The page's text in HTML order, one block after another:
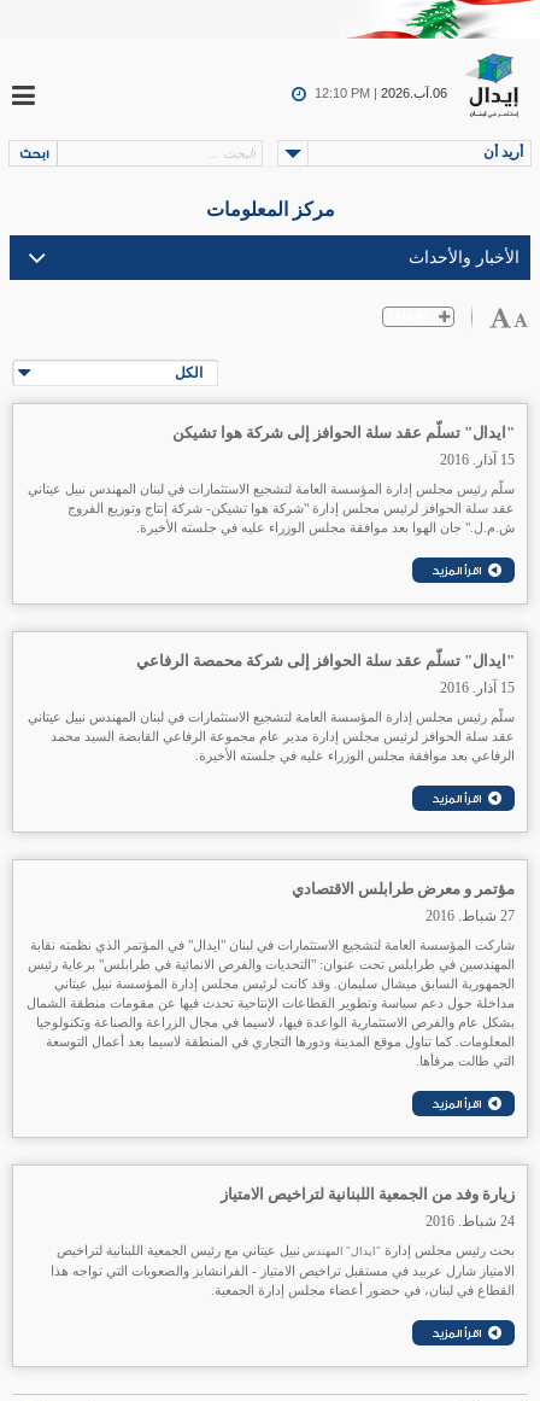
06.آب.2026 12:10 PM |
أريد أن
مركز المعلومات
الكل
"ايدال" تسلّم عقد سلة الحوافز إلى شركة هوا تشيكن
15 آذار. 2016
سلّم رئيس مجلس إدارة المؤسسة العامة لتشجيع الاستثمارات في لبنان المهندس نبيل عيتاني
عقد سلة الحوافز لرئيس مجلس إدارة "شركة هوا تشيكن- شركة إنتاج وتوزيع الفروج
ش.م.ل." جان الهوا بعد موافقة مجلس الوزراء عليه في جلسته الأخيرة.
"ايدال" تسلّم عقد سلة الحوافز إلى شركة محمصة الرفاعي
15 آذار. 2016
سلّم رئيس مجلس إدارة المؤسسة العامة لتشجيع الاستثمارات في لبنان المهندس نبيل عيتاني
عقد سلة الحوافز لرئيس مجلس إدارة مدير عام مجموعة الرفاعي القابضة السيد محمد
الرفاعي بعد موافقة مجلس الوزراء عليه في جلسته الأخيرة.
مؤتمر و معرض طرابلس الاقتصادي
27 شباط. 2016
شاركت المؤسسة العامة لتشجيع الاستثمارات في لبنان "ايدال" في المؤتمر الذي نظمته نقابة
المهندسين في طرابلس تحت عنوان: "التحديات والفرص الانمائية في طرابلس" برعاية رئيس
الجمهورية السابق ميشال سليمان. وقد كانت لرئيس مجلس إدارة المؤسسة نبيل عيتاني
مداخلة حول دعم سياسة وتطوير القطاعات الإنتاحية تحدث فيها عن مقومات منطقة الشمال
بشكل عام والفرص الاستثمارية الواعدة فيها، لاسيما في مجال الزراعة والصناعة وتكنولوجيا
المعلومات. كما تناول موقع المدينة ودورها التجاري في المنطقة لاسيما بعد أعمال التوسعة
التي طالت مرفأها.
زيارة وفد من الجمعية اللبنانية لتراخيص الامتياز
24 شباط. 2016
بحث رئيس مجلس إدارة "ايدال" المهندس نبيل عيتاني مع رئيس الجمعية اللبنانية لتراخيص
الامتياز شارل عربيد في مستقبل تراخيص الامتياز - الفرانشايز والصعوبات التي تواجه هذا
القطاع في لبنان، في حضور أعضاء مجلس إدارة الجمعية.